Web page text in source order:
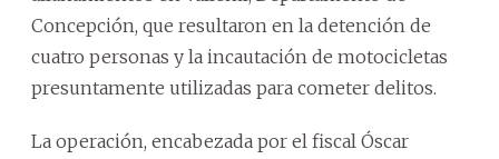
Concepción, que resultaron en la detención de
cuatro personas y la incautación de motocicletas
presuntamente utilizadas para cometer delitos.
La operación, encabezada por el fiscal Óscar